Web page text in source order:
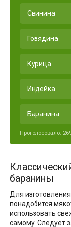
Свинина
Говядина
Курица
Индейка
Баранина
Проголосовало:
баранины
Для
понадобится
использовать
самому. Следует